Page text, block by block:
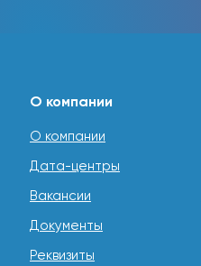
О компании
О компании
Дата-центры
Вакансии
Документы
Реквизиты